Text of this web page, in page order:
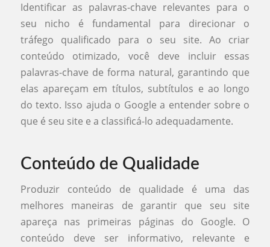
Identificar as palavras-chave relevantes para o
seu nicho é fundamental para direcionar o
tráfego qualificado para o seu site. Ao criar
conteúdo otimizado, você deve incluir essas
palavras-chave de forma natural, garantindo que
elas apareçam em títulos, subtítulos e ao longo
do texto. Isso ajuda o Google a entender sobre o
que é seu site e a classificá-lo adequadamente.
Conteúdo de Qualidade
Produzir conteúdo de qualidade é uma das
melhores maneiras de garantir que seu site
apareça nas primeiras páginas do Google. O
conteúdo deve ser informativo, relevante e